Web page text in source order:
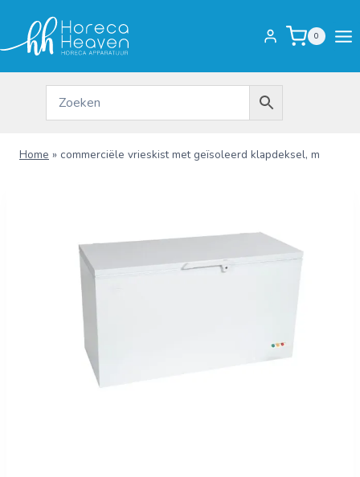
inhoud
0
Home » commerciële vrieskist met geïsoleerd klapdeksel, m